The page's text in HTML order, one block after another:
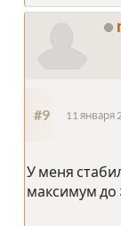
#9 11 января
У меня
максимум до